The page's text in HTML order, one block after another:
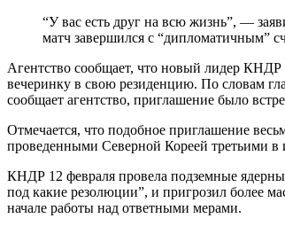
“У вас есть друг на всю жизнь”, —
матч завершился с “дипломатичным”
Агентство сообщает, что новый лидер
вечеринку в свою резиденцию. По словам
сообщает агентство, приглашение было
Отмечается, что подобное приглашение
проведенными Северной Кореей третьими
КНДР 12 февраля провела подземные
под какие резолюции”, и пригрозил более
начале работы над ответными мерами.